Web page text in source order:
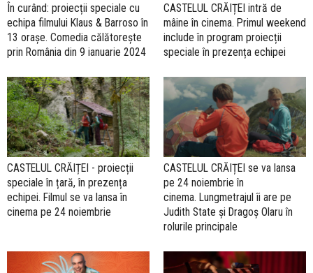
În curând: proiecții speciale cu
echipa filmului Klaus & Barroso în
13 orașe. Comedia călătorește
prin România din 9 ianuarie 2024
CASTELUL CRĂIȚEI intră de
mâine în cinema. Primul weekend
include în program proiecții
speciale în prezența echipei
CASTELUL CRĂIȚEI - proiecții
speciale în țară, în prezența
echipei. Filmul se va lansa în
cinema pe 24 noiembrie
CASTELUL CRĂIȚEI se va lansa
pe 24 noiembrie în
cinema. Lungmetrajul îi are pe
Judith State și Dragoș Olaru în
rolurile principale